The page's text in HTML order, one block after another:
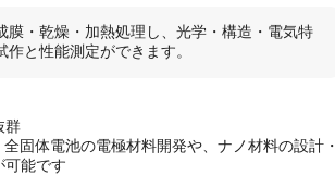
・乾燥・加熱処理し、光学・構造・電気特
と性能測定ができます。
群
固体電池の電極材料開発や、ナノ材料の設計・
可能です